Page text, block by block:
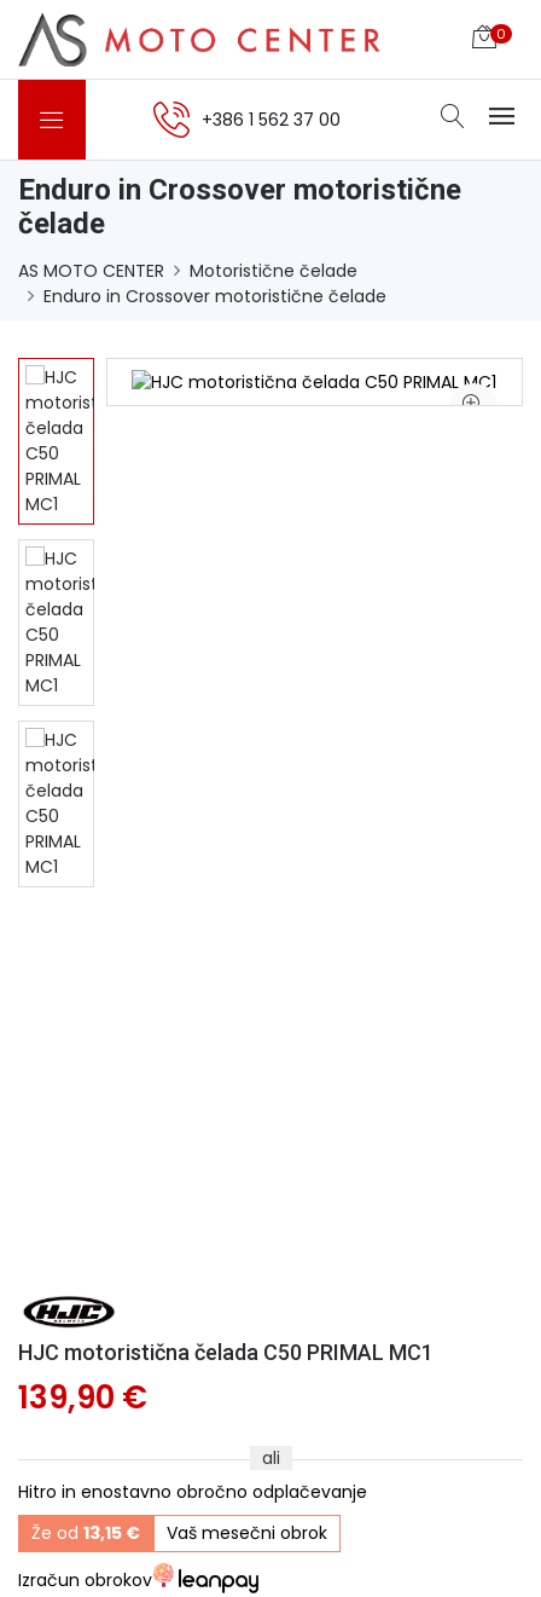
0
+386 1 562 37 00
Enduro in Crossover motoristične
čelade
AS MOTO CENTER
Motoristične čelade
Enduro in Crossover motoristične čelade
HJC motoristična čelada C50 PRIMAL MC1
139,90 €
ali
Hitro in enostavno obročno odplačevanje
Že od 13,15 €
Vaš mesečni obrok
Izračun obrokov